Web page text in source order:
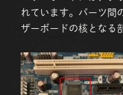
れています。パーツ間
ザーボードの核となる